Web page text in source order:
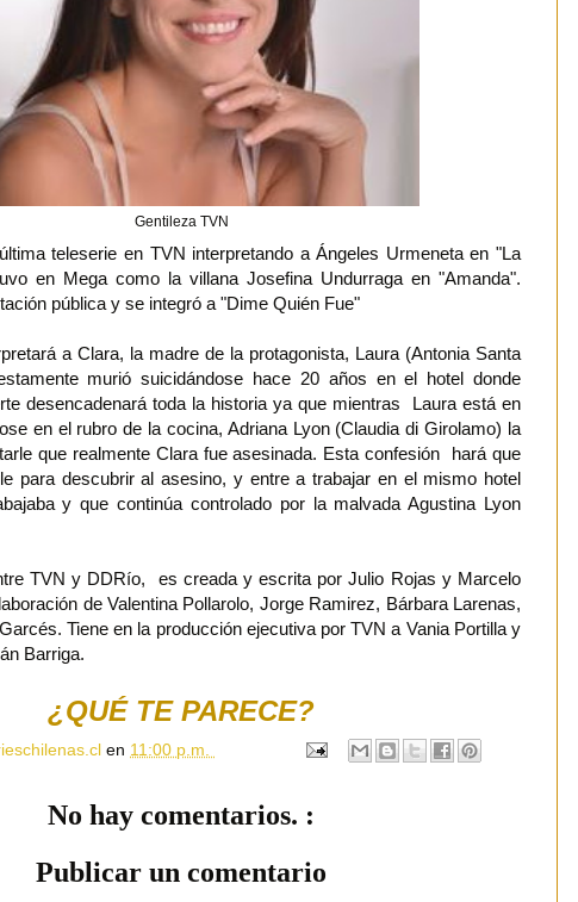
Gentileza TVN
teleserie en TVN interpretando a Ángeles Urmeneta en "La
en Mega como la villana Josefina Undurraga en "Amanda".
pública y se integró a "Dime Quién Fue"
a Clara, la madre de la protagonista, Laura (Antonia Santa
murió suicidándose hace 20 años en el hotel donde
desencadenará toda la historia ya que mientras Laura está en
en el rubro de la cocina, Adriana Lyon (Claudia di Girolamo) la
que realmente Clara fue asesinada. Esta confesión hará que
para descubrir al asesino, y entre a trabajar en el mismo hotel
y que continúa controlado por la malvada Agustina Lyon
TVN y DDRío, es creada y escrita por Julio Rojas y Marcelo
de Valentina Pollarolo, Jorge Ramirez, Bárbara Larenas,
Tiene en la producción ejecutiva por TVN a Vania Portilla y
Barriga.
¿QUÉ TE PARECE?
en 11:00 p.m.
No hay comentarios. :
Publicar un comentario